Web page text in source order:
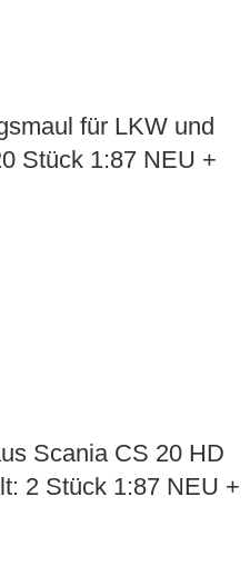
für LKW und
Stück 1:87 NEU +
Scania CS 20 HD
2 Stück 1:87 NEU +